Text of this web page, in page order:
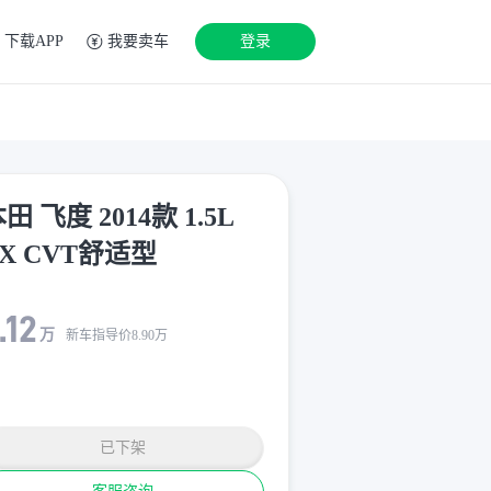
下载APP 我要卖车 登录
田 飞度 2014款 1.5L
CVT舒适型
万 新车指导价8.90万
已下架